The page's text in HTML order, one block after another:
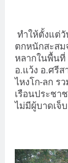
ทำให้ตั้งแต่
ตกหนักสะสม
หลากในพื้นที่
อ.แว้ง อ.ศรี
ไหงโก-ลก ร
เรือนประชา
ไม่มีผู้บาดเจ็